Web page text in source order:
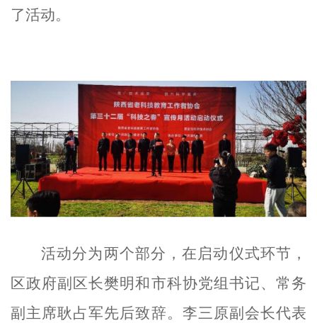
了活动。
活动分为两个部分，在启动仪式环节，
区政府副区长樊明和市科协党组书记、常务
副主席耿占军先后致辞。 李三原副会长代表